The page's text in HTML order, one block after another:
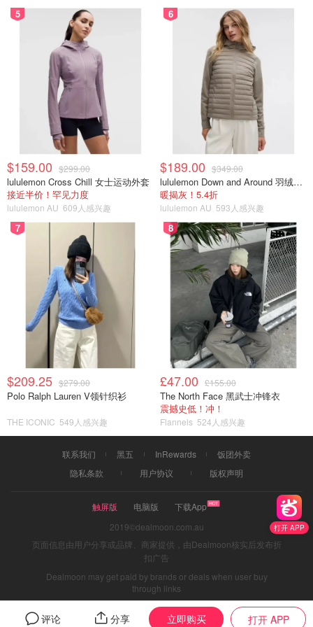
打开 APP
评论 分享 立即购买 打开 APP
5
$159.00 $299.00
lululemon Cross Chill 女士运动外套
接近半价！罕见力度
lululemon AU 609人感兴趣
6
$189.00 $349.00
lululemon Down and Around 羽绒夹克
暖揭灰！5.4折
lululemon AU 593人感兴趣
7
$209.25 $279.00
Polo Ralph Lauren V领针织衫
THE ICONIC 549人感兴趣
8
£47.00 £155.00
The North Face 黑武士冲锋衣
震撼史低！冲！
Flannels 524人感兴趣
联系我们 黑五 InRewards
饭团外卖
隐私条款
用户协议 版权声明
触屏版 电脑版
下载App
2019©dealmoon.com.au
页面信息由用户分享或品牌、商家提供，由Dealmoon核实后发布折
扣广告
Dealmoon may get paid by brands or deals when user buy
through links